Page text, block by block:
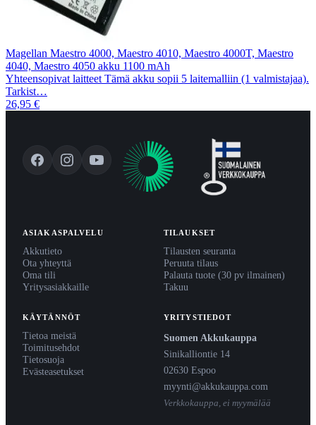
Magellan Maestro 4000, Maestro 4010, Maestro 4000T, Maestro
4040, Maestro 4050 akku 1100 mAh
Yhteensopivat laitteet Tämä akku sopii 5 laitemalliin (1 valmistajaa).
Tarkist…
26,95 €
ASIAKASPALVELU
Akkutieto
Ota yhteyttä
Oma tili
Yritysasiakkaille
TILAUKSET
Tilausten seuranta
Peruuta tilaus
Palauta tuote (30 pv ilmainen)
Takuu
KÄYTÄNNÖT
Tietoa meistä
Toimitusehdot
Tietosuoja
Evästeasetukset
YRITYSTIEDOT
Suomen Akkukauppa
Sinikalliontie 14
02630 Espoo
myynti@akkukauppa.com
Verkkokauppa, ei myymälää